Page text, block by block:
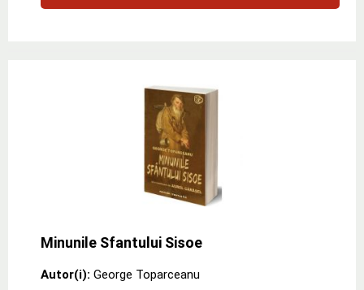
Minunile Sfantului Sisoe
Autor(i): George Toparceanu